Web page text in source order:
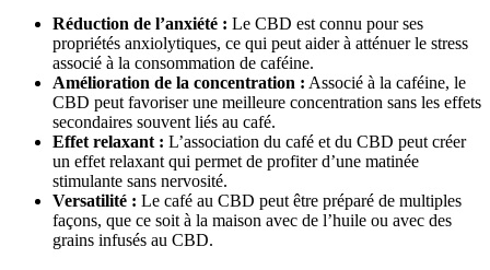
Réduction de l’anxiété : Le CBD est connu pour ses
propriétés anxiolytiques, ce qui peut aider à atténuer le stress
associé à la consommation de caféine.
Amélioration de la concentration : Associé à la caféine, le
CBD peut favoriser une meilleure concentration sans les effets
secondaires souvent liés au café.
Effet relaxant : L’association du café et du CBD peut créer
un effet relaxant qui permet de profiter d’une matinée
stimulante sans nervosité.
Versatilité : Le café au CBD peut être préparé de multiples
façons, que ce soit à la maison avec de l’huile ou avec des
grains infusés au CBD.